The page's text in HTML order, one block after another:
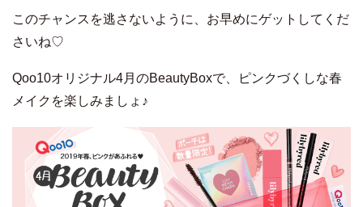
このチャンスを逃さないように、お早めにゲットしてくだ
さいね♡
Qoo10オリジナル4月のBeautyBoxで、ピンクづくしな春
メイクを楽しみましょ♪